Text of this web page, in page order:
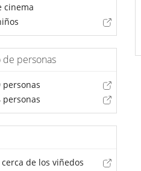
cinema
personas
personas
personas
de los viñedos